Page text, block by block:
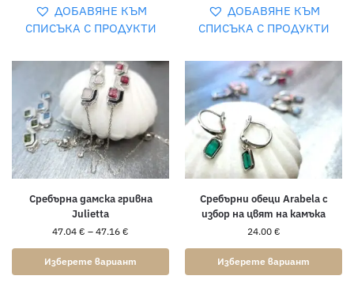
ДОБАВЯНЕ КЪМ
СПИСЪКА С ПРОДУКТИ
ДОБАВЯНЕ КЪМ
СПИСЪКА С ПРОДУКТИ
Сребърна дамска гривна
Julietta
47.04 € – 47.16 €
Изберете вариант
Сребърни обеци Arabela с
избор на цвят на камъка
24.00 €
Изберете вариант